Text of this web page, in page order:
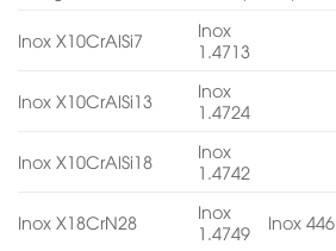
Inox X10CrAlSi7
Inox
1.4713
Inox X10CrAlSi13
Inox
1.4724
Inox X10CrAlSi18
Inox
1.4742
Inox X18CrN28
Inox
1.4749
Inox 446